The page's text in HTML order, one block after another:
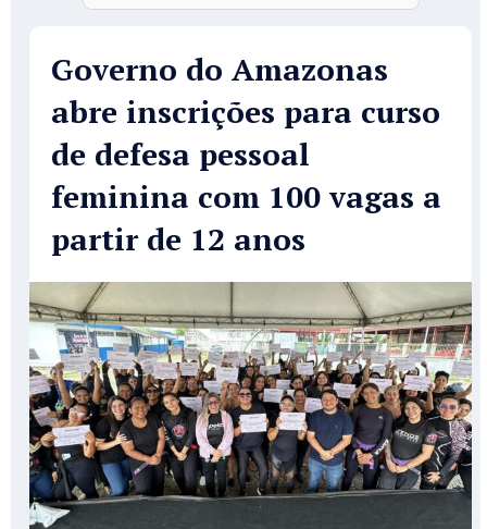
Governo do Amazonas
abre inscrições para curso
de defesa pessoal
feminina com 100 vagas a
partir de 12 anos